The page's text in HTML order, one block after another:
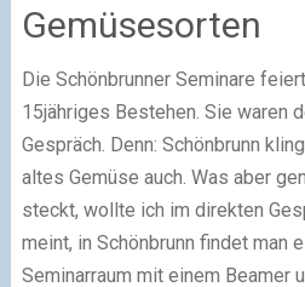
Gemüsesorten
Die Schönbrunner Seminare
15jähriges Bestehen. Sie waren
Gespräch. Denn: Schönbrunn
altes Gemüse auch. Was aber
steckt, wollte ich im direkten
meint, in Schönbrunn findet man
Seminarraum mit einem Beamer